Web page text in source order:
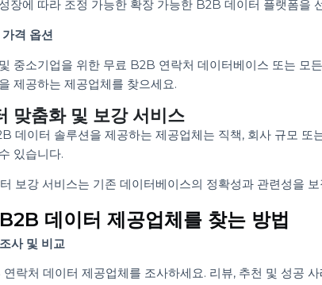
에서 B2B 비즈니스 데이터베이스 솔루션을 제공하는
과 데이터베이스는 의료 마케팅에 적합합니다.
험 리드는 보험 업계에 적합합니다.
및 유연성
성장에 따라 조정 가능한 확장 가능한 B2B 데이터 플랫
가격 옵션
및 중소기업을 위한 무료 B2B 연락처 데이터베이스 또
맞춤화 및 보강 서비스
데이터 솔루션을 제공하는 제공업체는 직책, 회사
수 있습니다.